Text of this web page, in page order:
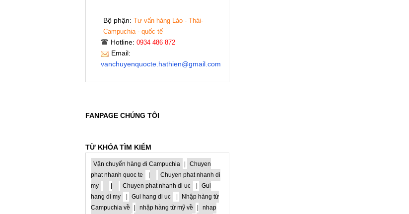
Bộ phận: Tư vấn hàng Lào - Thái-
Campuchia - quốc tế
Hotline: 0934 486 872
Email:
vanchuyenquocte.hathien@gmail.com
FANPAGE CHÚNG TÔI
TỪ KHÓA TÌM KIẾM
Vận chuyển hàng đi Campuchia |
Chuyen
phat nhanh quoc te
|
Chuyen phat nhanh di
my
| Chuyen phat nhanh di uc |
Gui
hang di my
| Gui hang di uc |
Nhập hàng từ
Campuchia về
| nhập hàng từ mỹ về |
nhap